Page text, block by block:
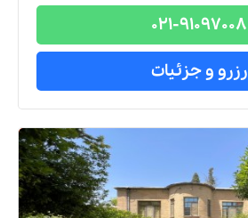
021-91097008
رزرو و جزئیات